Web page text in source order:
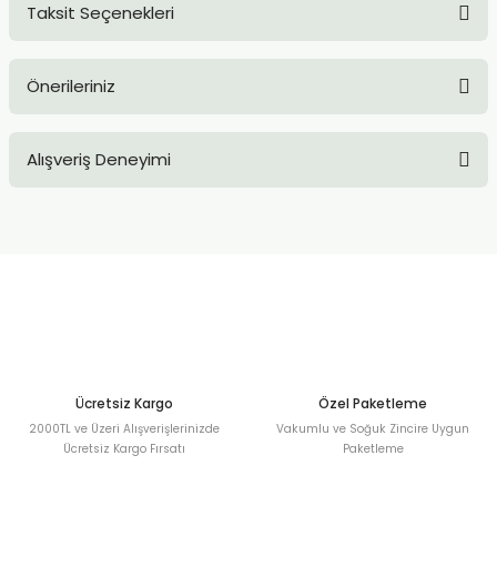
Taksit Seçenekleri
Önerileriniz
konularda yetersiz gördüğünüz noktaları öneri formunu
Alışveriş Deneyimi
Ücretsiz Kargo
2000TL ve Üzeri Alışverişlerinizde
Ücretsiz Kargo Fırsatı
Özel Paketleme
Vakumlu ve Soğuk Zincire Uygun
Paketleme